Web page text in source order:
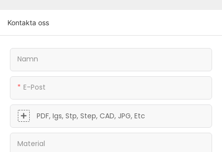
Kontakta oss
Namn
E-Post
PDF, Igs, Stp, Step, CAD, JPG, Etc
Material